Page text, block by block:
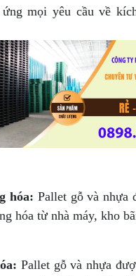
ứng mọi yêu cầu về
hóa: Pallet gỗ và nhựa
hóa từ nhà máy, kho
Pallet gỗ và nhựa